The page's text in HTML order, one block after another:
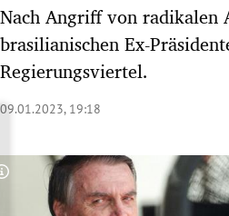
Untermenü
Untermenü
Untermenü
Untermenü
Untermenü
Nach Angriff von radikalen
brasilianischen Ex-
Regierungsviertel.
09.01.2023, 19:18
Copyright-Hinweis öffnen/schließen